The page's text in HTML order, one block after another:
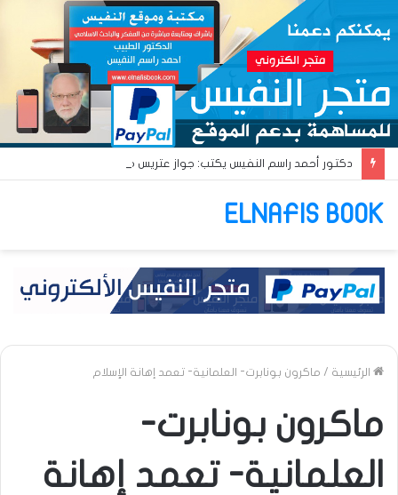
ELNAFIS BOOK
الرئيسية / ماكرون بونابرت- العلمانية- تعمد إهانة الإسلام
ماكرون بونابرت-
العلمانية- تعمد إهانة